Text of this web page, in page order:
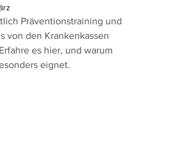
Präventionstraining und
von den Krankenkassen
es hier, und warum
eignet.